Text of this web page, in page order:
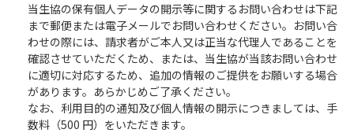
当生協の保有個人データの開示等に関するお問い合わせは下記
まで郵便または電子メールでお問い合わせください。お問い合
わせの際には、請求者がご本人又は正当な代理人であることを
確認させていただくため、または、当生協が当該お問い合わせ
に適切に対応するため、追加の情報のご提供をお願いする場合
があります。あらかじめご了承ください。
なお、利用目的の通知及び個人情報の開示につきましては、手
数料（500 円）をいただきます。